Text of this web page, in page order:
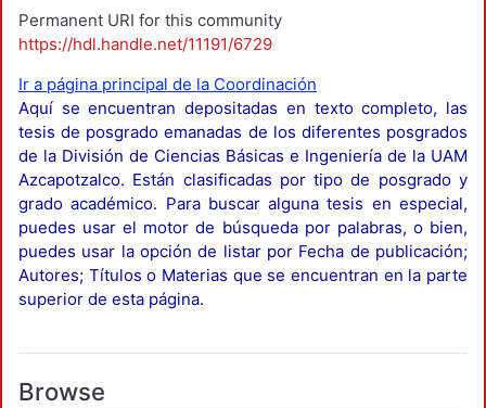
Permanent URI for this community
https://hdl.handle.net/11191/6729
Ir a página principal de la Coordinación
Aquí se encuentran depositadas en texto completo, las
tesis de posgrado emanadas de los diferentes posgrados
de la División de Ciencias Básicas e Ingeniería de la UAM
Azcapotzalco. Están clasificadas por tipo de posgrado y
grado académico. Para buscar alguna tesis en especial,
puedes usar el motor de búsqueda por palabras, o bien,
puedes usar la opción de listar por Fecha de publicación;
Autores; Títulos o Materias que se encuentran en la parte
superior de esta página.
Browse